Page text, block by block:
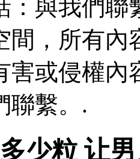
：與我們聯
間，所有
害或侵權內
聯繫。.
少粒 让